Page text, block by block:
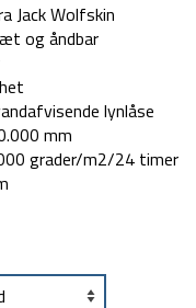
Jack Wolfskin
og åndbar
lynlåse
mm
grader/m2/24 timer